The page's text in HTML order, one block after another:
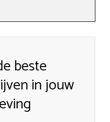
beste
in jouw